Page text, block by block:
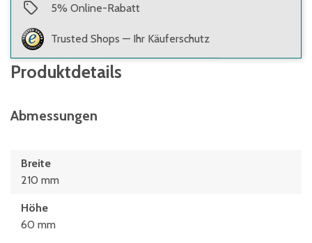
5% Online-Rabatt
Trusted Shops — Ihr Käuferschutz
Produktdetails
Abmessungen
Breite
210 mm
Höhe
60 mm